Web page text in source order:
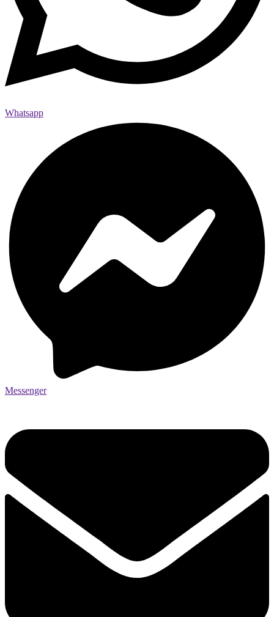
Whatsapp
Messenger